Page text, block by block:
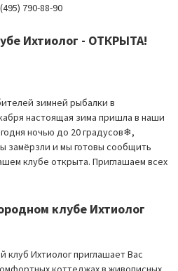
790-88-90
Ихтиолог - ОТКРЫТА!
зимней рыбалки в
настоящая зима пришла в наши
ночью до 20 градусов❄,
замёрзли и мы готовы сообщить
клубе открыта. Приглашаем всех
клубе Ихтиолог
Ихтиолог приглашает Вас